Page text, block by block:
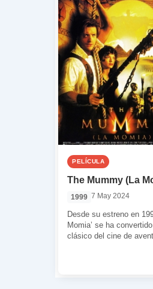
PELÍCULA
The Mummy (La
1999 7 May 2024
Desde su estreno en
Momia’ se ha
clásico del cine de